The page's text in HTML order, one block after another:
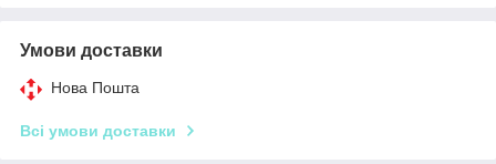
Умови доставки
Нова Пошта
Всі умови доставки